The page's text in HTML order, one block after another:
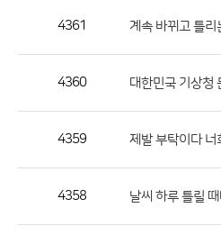
록
4361 계속 바뀌고 틀리
4360 대한민국 기상청
4359 제발 부탁이다 너
4358 날씨 하루 틀릴